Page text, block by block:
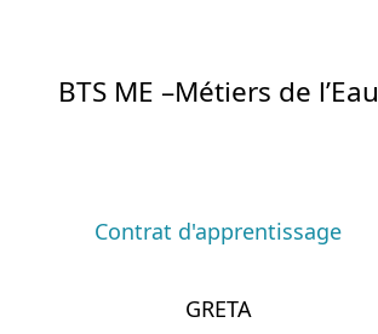
BTS ME –Métiers de l’Eau
Contrat d'apprentissage
GRETA